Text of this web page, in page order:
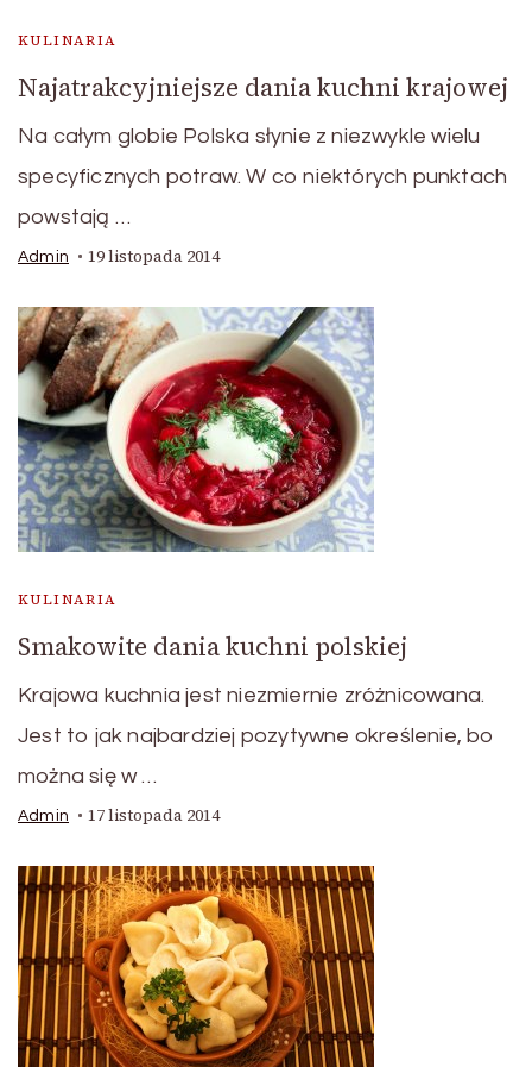
KULINARIA
Najatrakcyjniejsze dania kuchni krajowej
Na całym globie Polska słynie z niezwykle wielu
specyficznych potraw. W co niektórych punktach
powstają …
Admin 19 listopada 2014
KULINARIA
Smakowite dania kuchni polskiej
Krajowa kuchnia jest niezmiernie zróżnicowana.
Jest to jak najbardziej pozytywne określenie, bo
można się w …
Admin 17 listopada 2014